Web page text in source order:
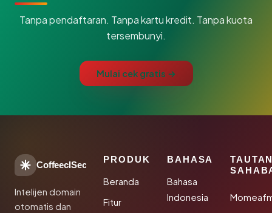
Tanpa pendaftaran. Tanpa kartu kredit. Tanpa kuota
tersembunyi.
Mulai cek gratis →
CoffeeclSec
Intelijen domain
otomatis dan
PRODUK
Beranda
Fitur
BAHASA
Bahasa
Indonesia